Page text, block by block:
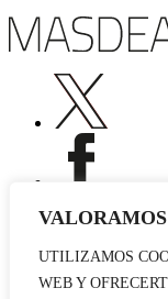
UTILIZAMOS
WEB Y
Publicidad